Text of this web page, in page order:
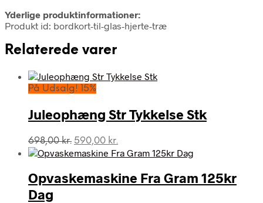
Yderlige produktinformationer:
Produkt id: bordkort-til-glas-hjerte-træ
Relaterede varer
På Udsalg! 15%
Juleophæng Str Tykkelse Stk
698,00kr. Den
oprindelige
var:
698,00 kr..
590,00 kr.
aktuelle
er:
590,00 kr..
Opvaskemaskine Fra Gram 125kr
Dag